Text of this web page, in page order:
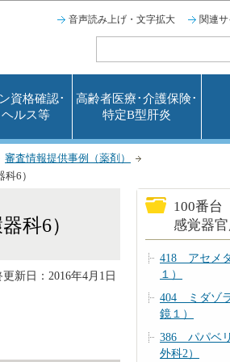
音声読み上げ・文字拡大 関連サ
資格確認･
ルス等
高齢者医療･介護保険･
特定B型肝炎
審査情報提供事例（薬剤）
6）
科6）
更新日：2016年4月1日
100番
感覚器
418 アセメ
１）
404 ミダゾ
鏡１）
386 パパベ
外科2）